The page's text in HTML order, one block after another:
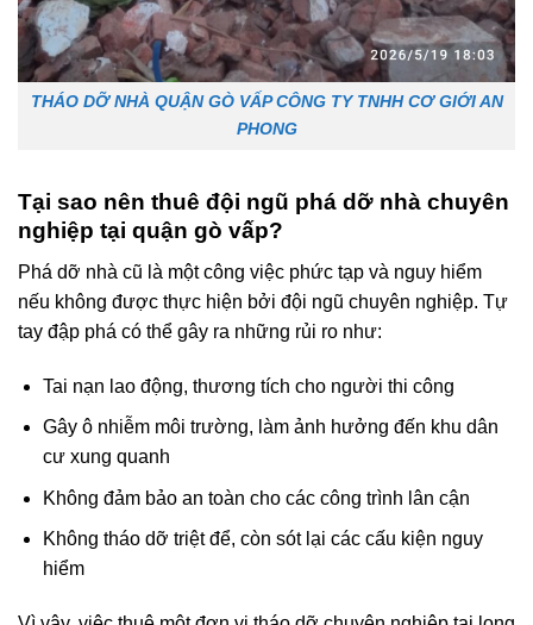
THÁO DỠ NHÀ QUẬN GÒ VẤP CÔNG TY TNHH CƠ GIỚI AN
PHONG
Tại sao nên thuê đội ngũ phá dỡ nhà chuyên
nghiệp tại quận gò vấp?
Phá dỡ nhà cũ là một công việc phức tạp và nguy hiểm
nếu không được thực hiện bởi đội ngũ chuyên nghiệp. Tự
tay đập phá có thể gây ra những rủi ro như:
Tai nạn lao động, thương tích cho người thi công
Gây ô nhiễm môi trường, làm ảnh hưởng đến khu dân
cư xung quanh
Không đảm bảo an toàn cho các công trình lân cận
Không tháo dỡ triệt để, còn sót lại các cấu kiện nguy
hiểm